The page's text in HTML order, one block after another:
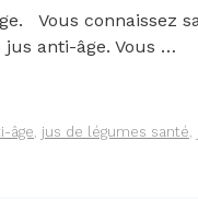
Vous connaissez
anti-âge. Vous …
âge, jus de légumes santé,